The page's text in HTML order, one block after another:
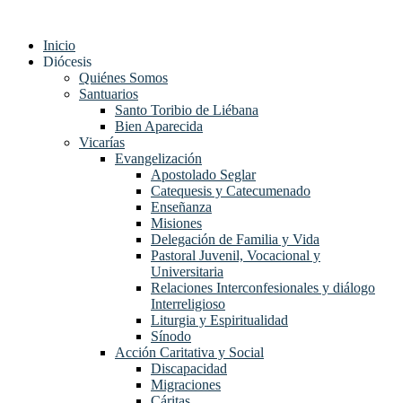
contenido
Inicio
Diócesis
Quiénes Somos
Santuarios
Santo Toribio de Liébana
Bien Aparecida
Vicarías
Evangelización
Apostolado Seglar
Catequesis y Catecumenado
Enseñanza
Misiones
Delegación de Familia y Vida
Pastoral Juvenil, Vocacional y
Universitaria
Relaciones Interconfesionales y diálogo
Interreligioso
Liturgia y Espiritualidad
Sínodo
Acción Caritativa y Social
Discapacidad
Migraciones